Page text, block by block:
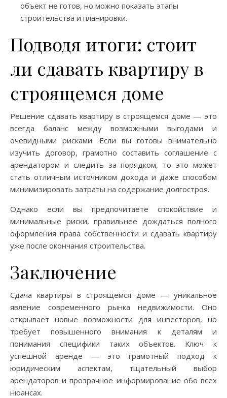
объект не готов, но можно показать этапы
строительства и планировки.
Подводя итоги: стоит
ли сдавать квартиру в
строящемся доме
Решение сдавать квартиру в строящемся доме — это
всегда баланс между возможными выгодами и
очевидными рисками. Если вы готовы внимательно
изучить договор, грамотно составить соглашение с
арендатором и следить за порядком, то это может
стать отличным источником дохода и даже способом
минимизировать затраты на содержание долгостроя.
Однако если вы предпочитаете спокойствие и
минимальные риски, правильнее дождаться полного
оформления права собственности и сдавать квартиру
уже после окончания строительства.
Заключение
Сдача квартиры в строящемся доме — уникальное
явление современного рынка недвижимости. Оно
открывает новые возможности для инвесторов, но
требует повышенного внимания к деталям и
понимания специфики таких объектов. Ключ к
успешной аренде — это грамотный подход к
юридическим аспектам, тщательный выбор
арендаторов и прозрачное информирование обо всех
нюансах.